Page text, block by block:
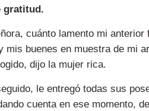
gratitud.
cuánto lamento mi
mis buenes en muestra de mi
dijo la mujer rica.
le entregó todas sus
cuenta en ese momento,